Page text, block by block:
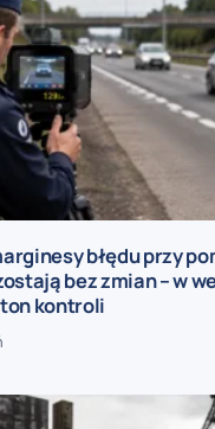
błędu przy
bez zmian – w
kontroli